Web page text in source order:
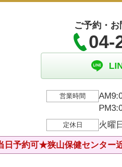
ご予約・
04-
営業時間
定休日 火曜
予約可★狭山保健センター